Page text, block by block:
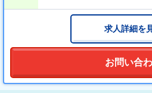
駅周辺は飲食店やショッピングモ
で、
休憩中やご勤務後の時間も有意義
す。
求人詳細を
お問い合